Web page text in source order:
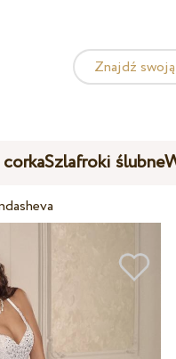
Szlafroki ślubne